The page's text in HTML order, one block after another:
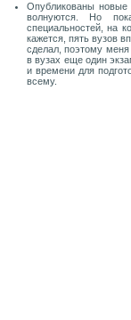
Опубликованы новые
волнуются. Но
специальностей, на
кажется, пять вузов
сделал, поэтому меня
в вузах еще один
и времени для
всему.